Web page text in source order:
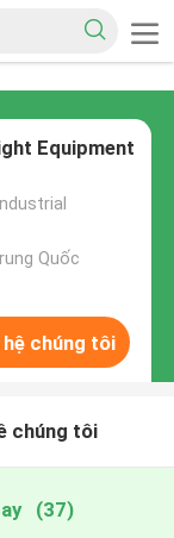
Equipment
Quốc
hệ chúng tôi
chúng tôi
(37)